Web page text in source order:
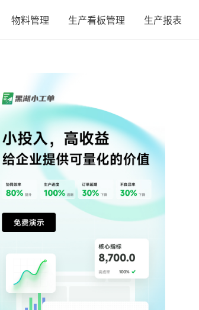
物料管理 生产看板管理 生产报表